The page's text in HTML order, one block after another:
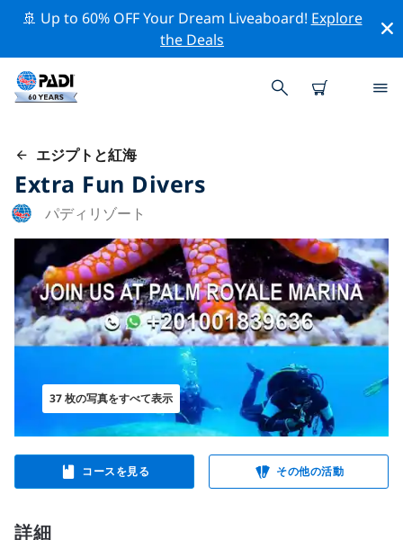
🚢 Up to 60% OFF Your Dream Liveaboard! Explore
the Deals
エジプトと紅海
Extra Fun Divers
パディリゾート
37 枚の写真をすべて表示
コースを見る その他の活動
詳細